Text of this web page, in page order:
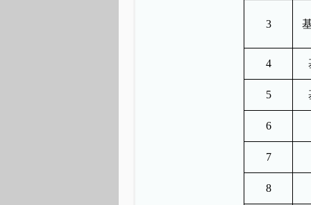
3
4
5
6
7
8